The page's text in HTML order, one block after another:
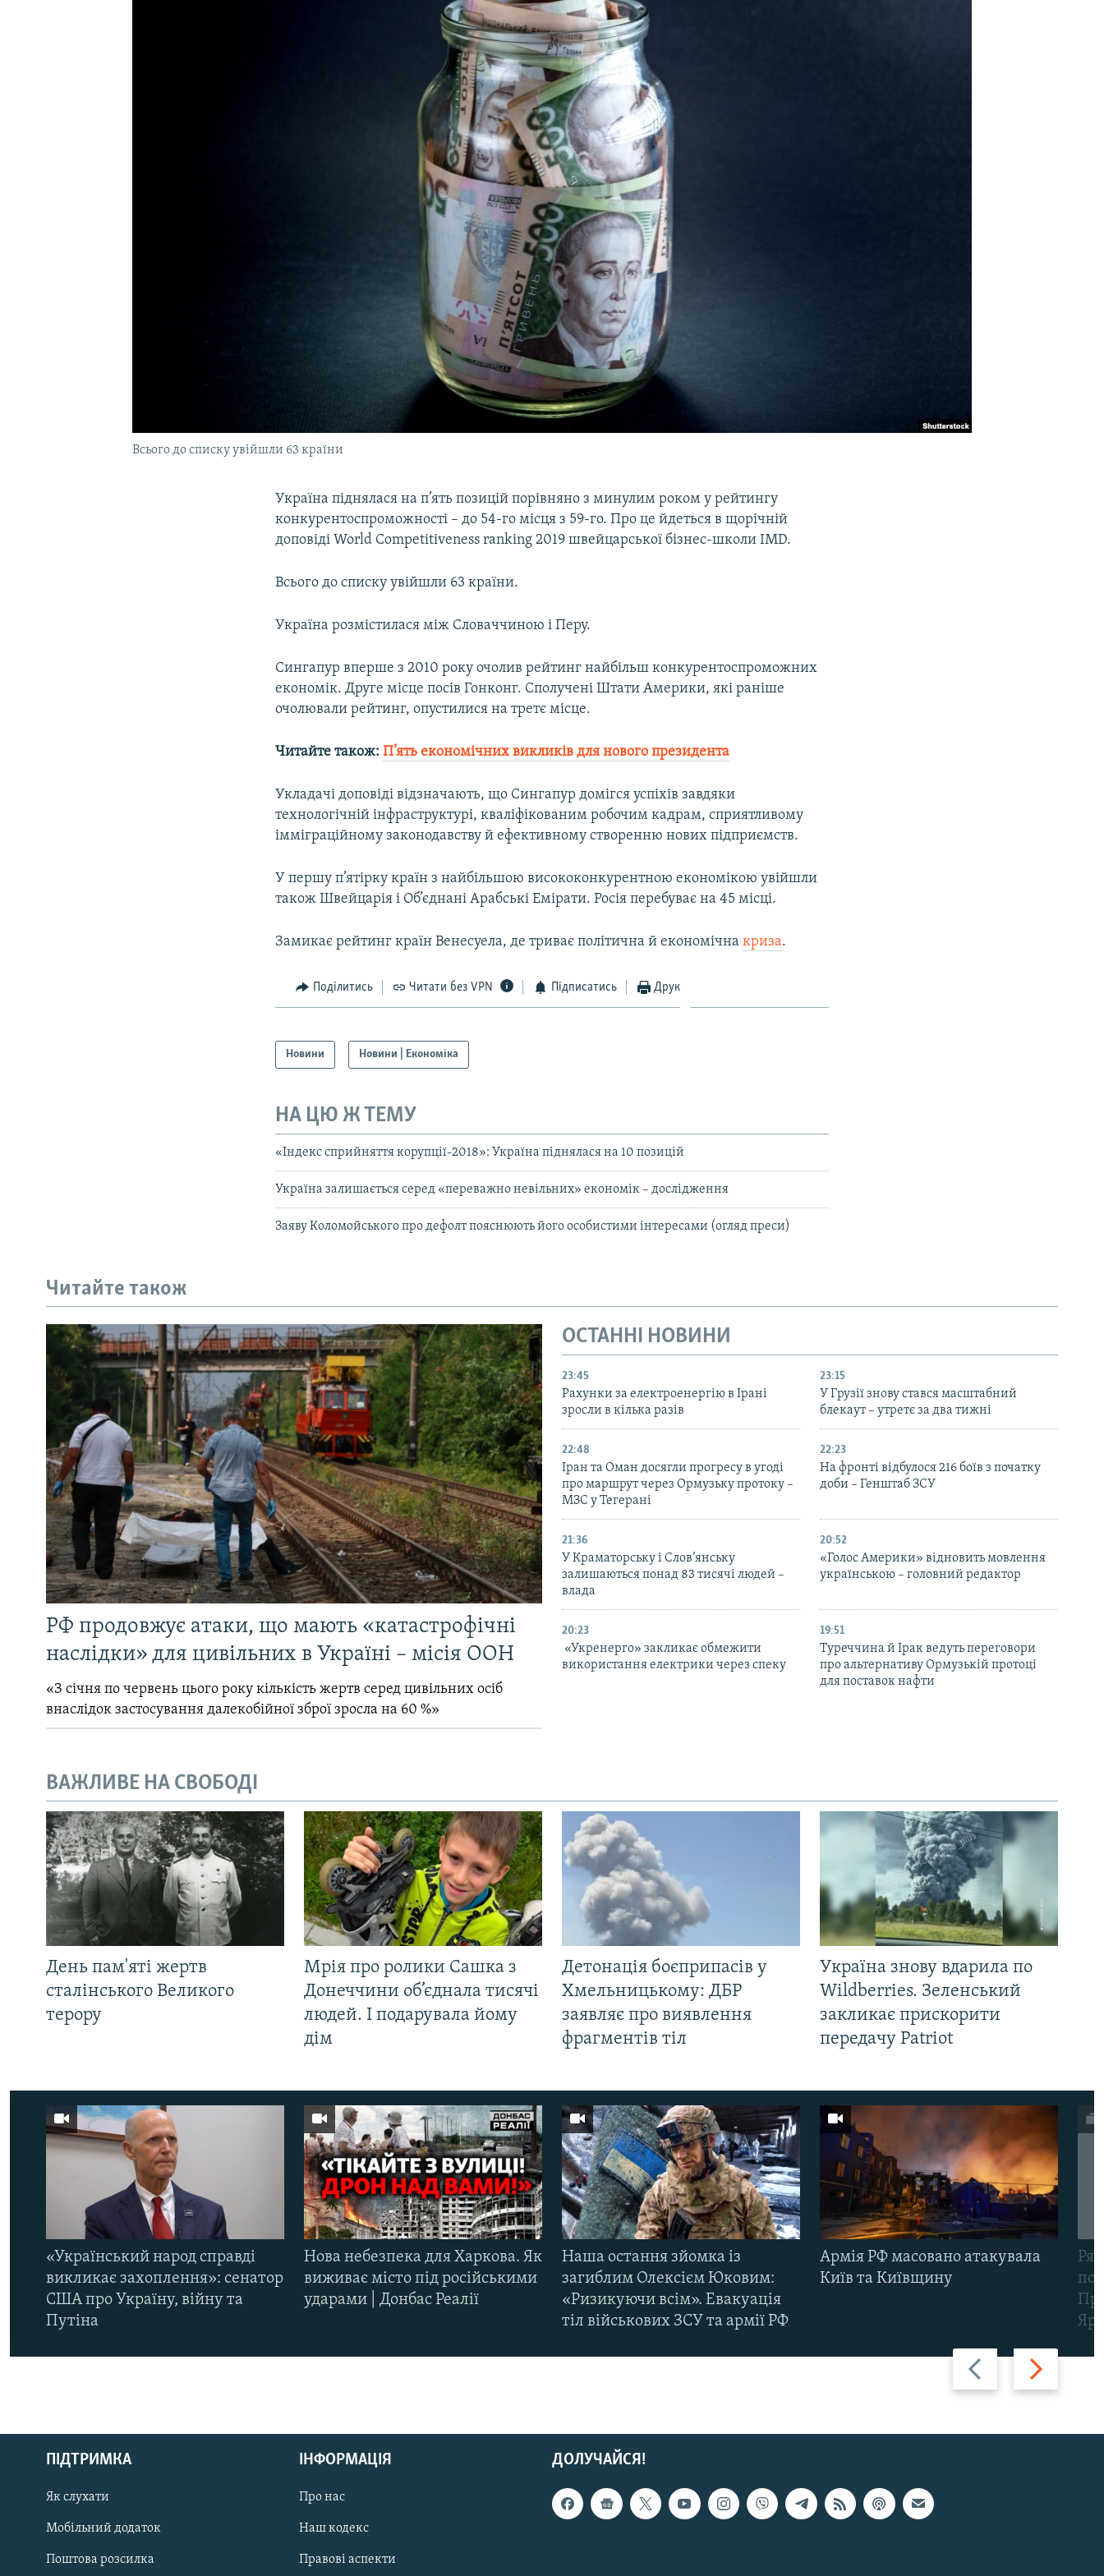
РУС
ДОЛУЧАЙСЯ!
Всього до списку увійшли 63 країни
Україна піднялася на п’ять позицій порівняно з минулим роком у рейтингу
конкурентоспроможності – до 54-го місця з 59-го. Про це йдеться в щорічній
доповіді World Competitiveness ranking 2019 швейцарської бізнес-школи IMD.
Всього до списку увійшли 63 країни.
Україна розмістилася між Словаччиною і Перу.
Сингапур вперше з 2010 року очолив рейтинг найбільш конкурентоспроможних
економік. Друге місце посів Гонконг. Сполучені Штати Америки, які раніше
очолювали рейтинг, опустилися на третє місце.
Читайте також:П’ять економічних викликів для нового президента
Укладачі доповіді відзначають, що Сингапур домігся успіхів завдяки
технологічній інфраструктурі, кваліфікованим робочим кадрам, сприятливому
імміграційному законодавству й ефективному створенню нових підприємств.
У першу п’ятірку країн з найбільшою висококонкурентною економікою увійшли
також Швейцарія і Об’єднані Арабські Емірати. Росія перебуває на 45 місці.
Замикає рейтинг країн Венесуела, де триває політична й економічнакриза.
Поділитись Читати без VPN Підписатись Друк
Новини Новини | Економіка
НА ЦЮ Ж ТЕМУ
«Індекс сприйняття корупції-2018»: Україна піднялася на 10 позицій
Україна залишається серед «переважно невільних» економік – дослідження
Заяву Коломойського про дефолт пояснюють його особистими інтересами (огляд преси)
Читайте також
РФ продовжує атаки, що мають «катастрофічні
наслідки» для цивільних в Україні – місія ООН
«З січня по червень цього року кількість жертв серед цивільних осіб
внаслідок застосування далекобійної зброї зросла на 60 %»
ОСТАННІ НОВИНИ
23:45
Рахунки за електроенергію в Ірані
зросли в кілька разів
23:15
У Грузії знову стався масштабний
блекаут – утретє за два тижні
22:48
Іран та Оман досягли прогресу в угоді
про маршрут через Ормузьку протоку –
МЗС у Тегерані
22:23
На фронті відбулося 216 боїв з початку
доби – Генштаб ЗСУ
21:36
У Краматорську і Слов’янську
залишаються понад 83 тисячі людей –
влада
20:52
«Голос Америки» відновить мовлення
українською – головний редактор
20:23
«Укренерго» закликає обмежити
використання електрики через спеку
19:51
Туреччина й Ірак ведуть переговори
про альтернативу Ормузькій протоці
для поставок нафти
ВАЖЛИВЕ НА СВОБОДІ
День пам'яті жертв
сталінського Великого
терору
Мрія про ролики Сашка з
Донеччини об’єднала тисячі
людей. І подарувала йому
дім
Детонація боєприпасів у
Хмельницькому: ДБР
заявляє про виявлення
фрагментів тіл
Україна знову вдарила по
Wildberries. Зеленський
закликає прискорити
передачу Patriot
Назад Вперед
«Український народ справді
викликає захоплення»: сенатор
США про Україну, війну та
Путіна
Нова небезпека для Харкова. Як
виживає місто під російськими
ударами | Донбас Реалії
Наша остання зйомка із
загиблим Олексієм Юковим:
«Ризикуючи всім». Евакуація
тіл військових ЗСУ та армії РФ
Армія РФ масовано атакувала
Київ та Київщину
ДОЛУЧАЙСЯ!
ПІДТРИМКА
Як слухати
Мобільний додаток
Поштова розсилка
ІНФОРМАЦІЯ
Про нас
Наш кодекс
Правові аспекти